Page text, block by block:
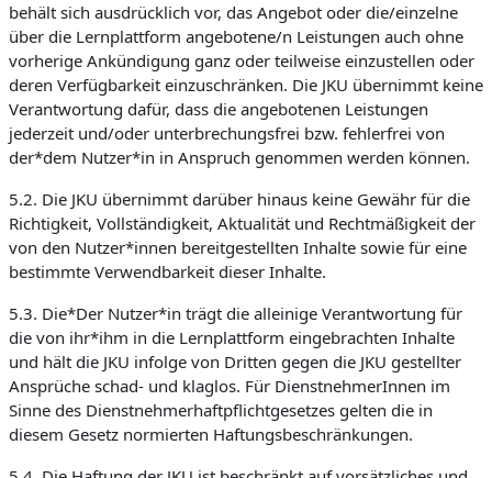
behält sich ausdrücklich vor, das Angebot oder die/einzelne
über die Lernplattform angebotene/n Leistungen auch ohne
vorherige Ankündigung ganz oder teilweise einzustellen oder
deren Verfügbarkeit einzuschränken. Die JKU übernimmt keine
Verantwortung dafür, dass die angebotenen Leistungen
jederzeit und/oder unterbrechungsfrei bzw. fehlerfrei von
der*dem Nutzer*in in Anspruch genommen werden können.
5.2. Die JKU übernimmt darüber hinaus keine Gewähr für die
Richtigkeit, Vollständigkeit, Aktualität und Rechtmäßigkeit der
von den Nutzer*innen bereitgestellten Inhalte sowie für eine
bestimmte Verwendbarkeit dieser Inhalte.
5.3. Die*Der Nutzer*in trägt die alleinige Verantwortung für
die von ihr*ihm in die Lernplattform eingebrachten Inhalte
und hält die JKU infolge von Dritten gegen die JKU gestellter
Ansprüche schad- und klaglos. Für DienstnehmerInnen im
Sinne des Dienstnehmerhaftpflichtgesetzes gelten die in
diesem Gesetz normierten Haftungsbeschränkungen.